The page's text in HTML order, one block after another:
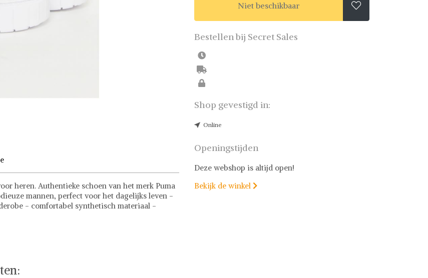
heren. Authentieke schoen van het merk Puma
mannen, perfect voor het dagelijks leven -
- comfortabel synthetisch materiaal -
Niet beschikbaar 
Bestellen bij Secret Sales
Shop gevestigd in:
Online
Openingstijden
Deze webshop is altijd open!
Bekijk de winkel 